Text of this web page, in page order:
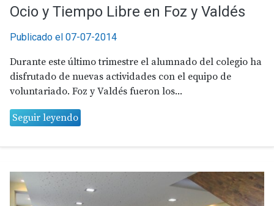
Ocio y Tiempo Libre en Foz y Valdés
Publicado el 07-07-2014
Durante este último trimestre el alumnado del colegio ha
disfrutado de nuevas actividades con el equipo de
voluntariado. Foz y Valdés fueron los...
Seguir leyendo